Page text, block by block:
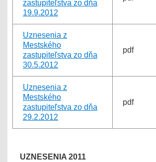
zastupiteľstva zo dňa
19.9.2012
Uznesenia z
Mestského
zastupiteľstva zo dňa
30.5.2012
pdf
Uznesenia z
Mestského
zastupiteľstva zo dňa
29.2.2012
pdf
UZNESENIA 2011